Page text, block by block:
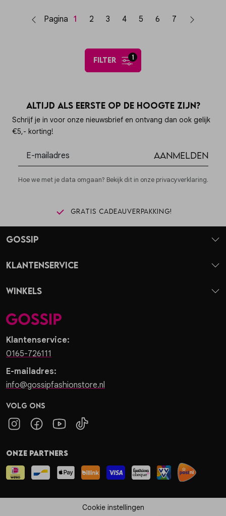
Pagina 1 2 3 4 5 6 7
1
filter
Altijd als eerste op de hoogte zijn?
Schrijf je in voor onze nieuwsbrief en ontvang dan ook gelijk
€5,- korting!
Aanmelden
Hoe we met je data omgaan? Bekijk dit in onze privacyverklaring.
Gratis cadeauverpakking!
Klantenservice:
0165-726111
E-mailadres:
info@gossipfashionstore.nl
Volg ons
Gossip
Klantenservice
Winkels
Onze partners
Cookie instellingen